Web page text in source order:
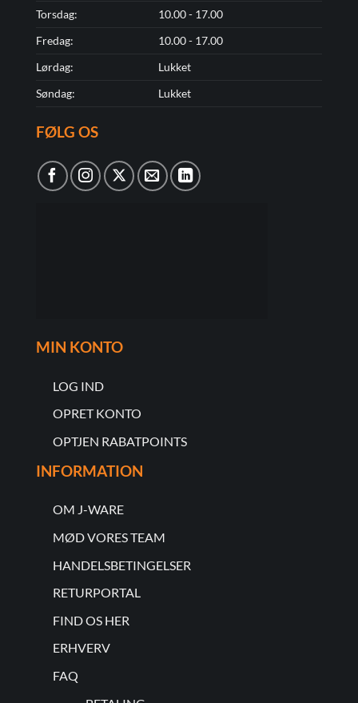
Torsdag:
10.00 - 17.00
Fredag:
10.00 - 17.00
Lørdag:
Lukket
Søndag:
Lukket
FØLG OS
MIN KONTO
LOG IND
OPRET KONTO
OPTJEN RABATPOINTS
INFORMATION
OM J-WARE
MØD VORES TEAM
HANDELSBETINGELSER
RETURPORTAL
FIND OS HER
ERHVERV
FAQ